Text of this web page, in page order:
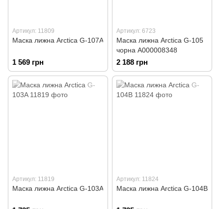
Артикул: 11809
Маска лижна Arctica G-107A
1 569 грн
Артикул: 6723
Маска лижна Arctica G-105
чорна А000008348
2 188 грн
Артикул: 11819
Маска лижна Arctica G-103A
Артикул: 11824
Маска лижна Arctica G-104B